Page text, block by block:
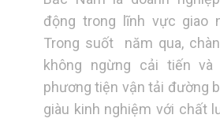
động trong lĩnh vực giao
Trong suốt năm qua,
không ngừng cải tiến
phương tiện vận tải đường
giàu kinh nghiệm với chất